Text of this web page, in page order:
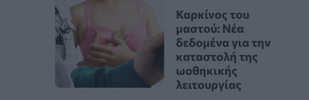
Καρκίνος του
μαστού: Νέα
δεδομένα για την
καταστολή της
ωοθηκικής
λειτουργίας